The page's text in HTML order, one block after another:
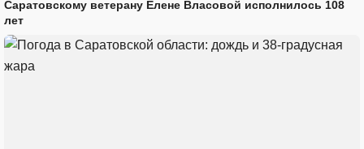
Саратовскому ветерану Елене Власовой исполнилось 108
лет